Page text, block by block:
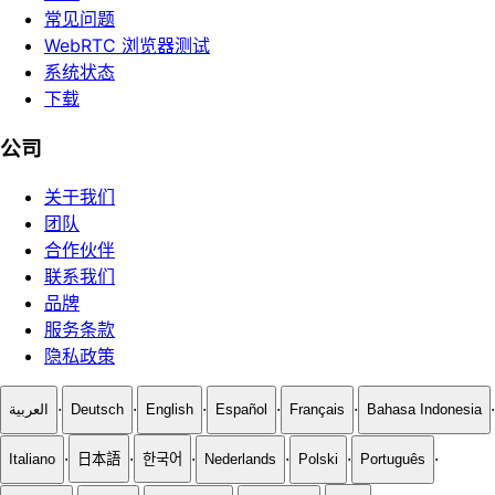
常见问题
WebRTC 浏览器测试
系统状态
下载
公司
关于我们
团队
合作伙伴
联系我们
品牌
服务条款
隐私政策
العربية · Deutsch · English · Español · Français · Bahasa Indonesia ·
Italiano · 日本語 · 한국어 · Nederlands · Polski · Português ·